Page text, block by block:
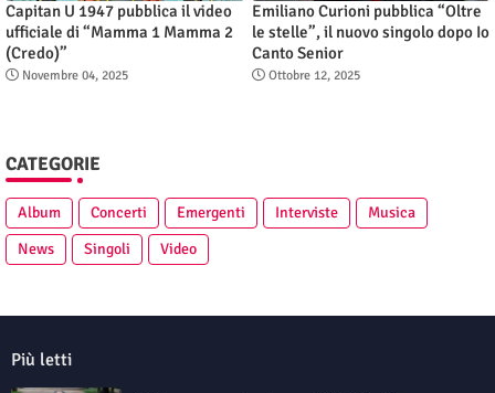
Capitan U 1947 pubblica il video
ufficiale di “Mamma 1 Mamma 2
(Credo)”
Novembre 04, 2025
Emiliano Curioni pubblica “Oltre
le stelle”, il nuovo singolo dopo Io
Canto Senior
Ottobre 12, 2025
CATEGORIE
Album Concerti Emergenti Interviste
Musica
News
Singoli Video
Più letti